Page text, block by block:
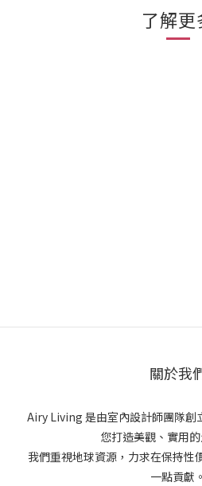
了解更
關於我
Airy Living 是由室內設計師團隊創
您打造美觀、實用的
我們重視地球資源，力求在保持性
一點貢獻。